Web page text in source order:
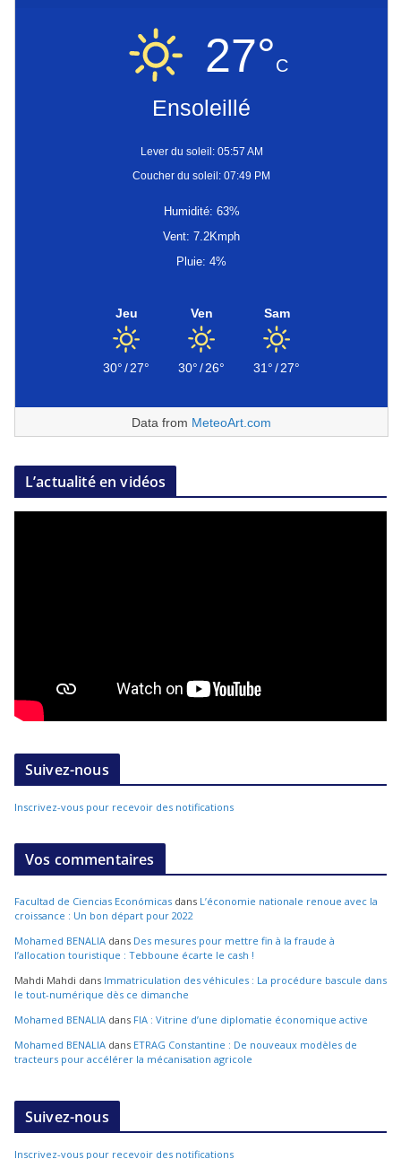
27°C
Ensoleillé
Lever du soleil: 05:57 AM
Coucher du soleil: 07:49 PM
Humidité: 63%
Vent: 7.2Kmph
Pluie: 4%
Jeu
30°/27°
Ven
30°/26°
Sam
31°/27°
Data from MeteoArt.com
L’actualité en vidéos
Suivez-nous
Inscrivez-vous pour recevoir des notifications
Vos commentaires
Facultad de Ciencias Económicas dans L’économie nationale renoue avec la
croissance : Un bon départ pour 2022
Mohamed BENALIA dans Des mesures pour mettre fin à la fraude à
l’allocation touristique : Tebboune écarte le cash !
Mahdi Mahdi dans Immatriculation des véhicules : La procédure bascule dans
le tout-numérique dès ce dimanche
Mohamed BENALIA dans FIA : Vitrine d’une diplomatie économique active
Mohamed BENALIA dans ETRAG Constantine : De nouveaux modèles de
tracteurs pour accélérer la mécanisation agricole
Suivez-nous
Inscrivez-vous pour recevoir des notifications